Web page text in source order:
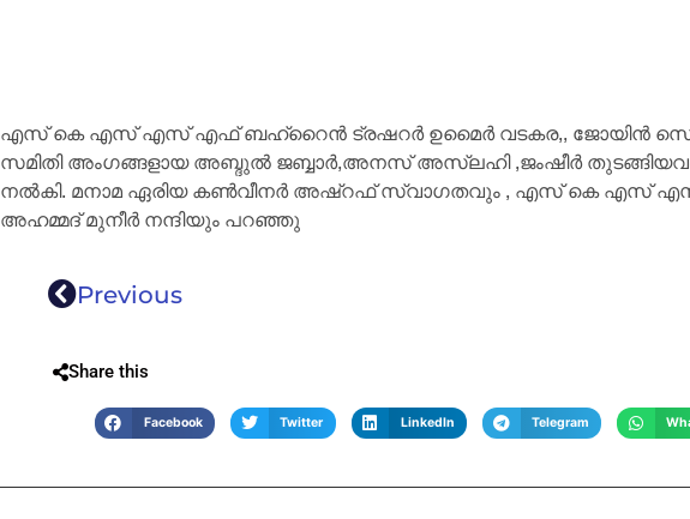
എസ് കെ എസ് എസ് എഫ് ബഹ്റൈൻ ട്രഷറർ ഉമൈർ വടകര,, ജോയിൻ
സമിതി അംഗങ്ങളായ അബ്ദുൽ ജബ്ബാർ,അനസ് അസ്‌ലഹി ,ജംഷീർ തുടങ്ങിയവർ
നൽകി. മനാമ ഏരിയ കൺവീനർ അഷ്റഫ് സ്വാഗതവും , എസ് കെ എസ്
അഹമ്മദ് മുനീർ നന്ദിയും പറഞ്ഞു
Previous
Share this
Facebook Twitter LinkedIn Telegram